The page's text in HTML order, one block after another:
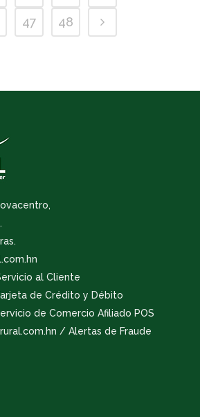
47 48
al Cliente
de Crédito y Débito
de Comercio Afiliado POS
/ Alertas de Fraude